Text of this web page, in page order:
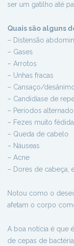
ser um gatilho até
Quais são alguns
– Distensão
– Gases
– Arrotos
– Unhas fracas
– Cansaço/
– Candidíase de
– Períodos
– Fezes muito
– Queda de cabelo
– Náuseas
– Acne
– Dores de cabeça,
Notou como o
afetam o corpo
A boa notícia é que
de cepas de